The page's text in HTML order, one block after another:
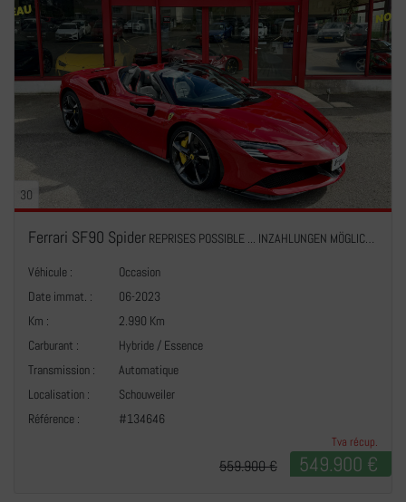
30
Ferrari SF90 Spider REPRISES POSSIBLE ... INZAHLUNGEN MÖGLICH Full options Great best comfort seats 1 HAND
Véhicule :
Occasion
Date immat. :
06-2023
Km :
2.990 Km
Carburant :
Hybride / Essence
Transmission :
Automatique
Localisation :
Schouweiler
Référence :
#134646
Tva récup.
549.900 €
559.900 €